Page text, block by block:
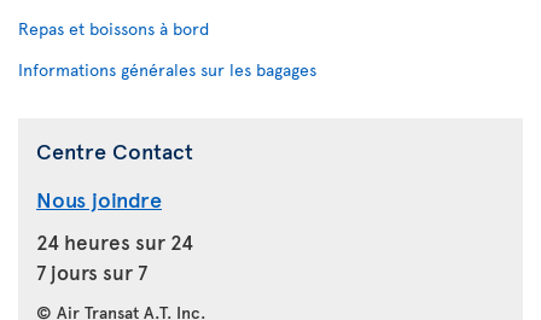
Repas et boissons à bord
Informations générales sur les bagages
Centre Contact
Nous joindre
24 heures sur 24
7 jours sur 7
© Air Transat A.T. Inc.